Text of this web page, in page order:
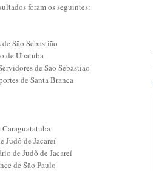
foram os seguintes:
São Sebastião
de Ubatuba
de São Sebastião
de Santa Branca
Caraguatatuba
Judô de Jacareí
de Judô de Jacareí
de São Paulo